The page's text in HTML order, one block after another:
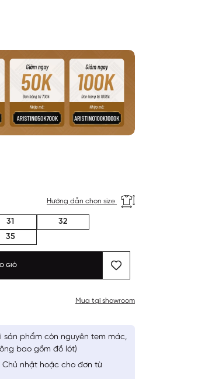
Hướng dẫn chọn size
31
32
35
GIỎ
Mua tại showroom
sản phẩm còn nguyên tem mác,
bao gồm đồ lót)
Chủ nhật hoặc cho đơn từ